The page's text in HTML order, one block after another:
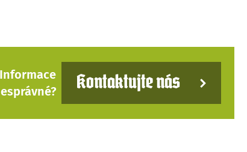
Kontaktujte nás